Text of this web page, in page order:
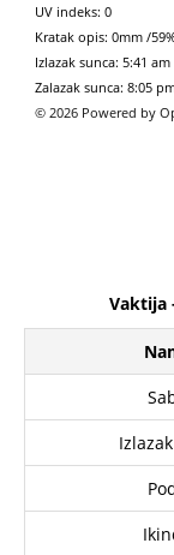
UV indeks: 0
Kratak opis: 0mm /
Izlazak sunca: 5:41 am
Zalazak sunca: 8:05
© 2026 Powered by
Vaktija